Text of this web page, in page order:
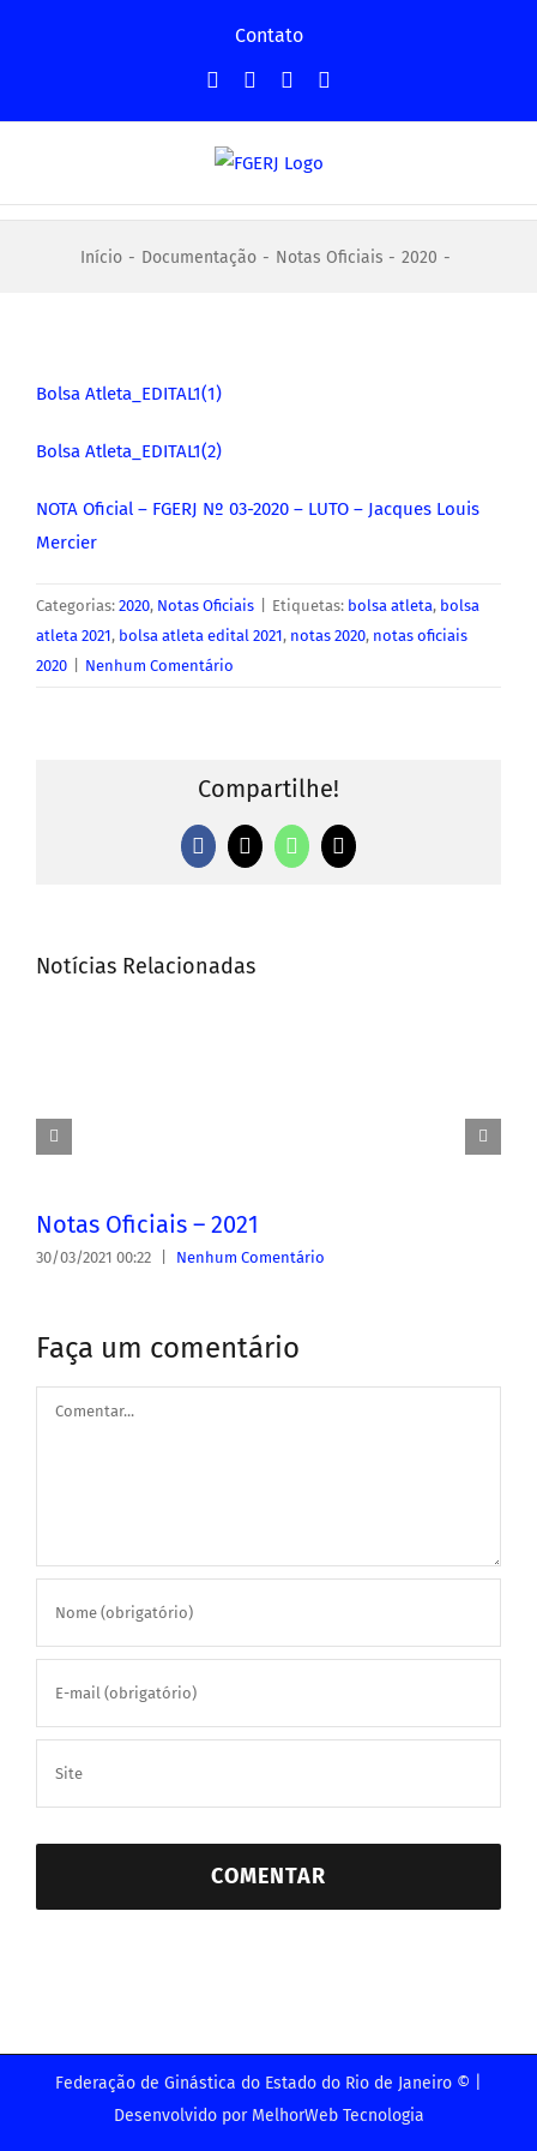
conteúdo
Contato
FacebookInstagramYouTube
Grupo
Início Documentação Notas Oficiais 2020
Bolsa Atleta_EDITAL1(1)
Bolsa Atleta_EDITAL1(2)
NOTA Oficial – FGERJ Nº 03-2020 – LUTO – Jacques Louis
Mercier
Categorias: 2020, Notas Oficiais Etiquetas: bolsa atleta, bolsa
atleta 2021, bolsa atleta edital 2021, notas 2020, notas oficiais
2020
Nenhum Comentário
Compartilhe!
Facebook
X WhatsApp
E-
Notícias Relacionadas
Notas Oficiais – 2021
30/03/2021 00:22 Nenhum Comentário
Faça um comentário
Comentar
Federação de Ginástica do Estado do Rio de Janeiro © |
Desenvolvido por MelhorWeb Tecnologia